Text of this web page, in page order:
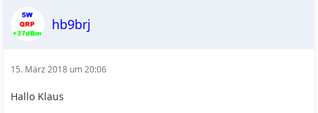
hb9brj
15. März 2018 um 20:06
Hallo Klaus